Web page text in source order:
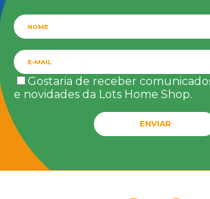
Gostaria de receber
e novidades da Lots Home Shop.
ENVIAR